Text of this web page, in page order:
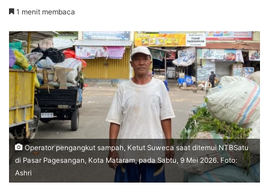
1 menit membaca
Operator pengangkut sampah, Ketut Suweca saat ditemui NTBSatu
di Pasar Pagesangan, Kota Mataram, pada Sabtu, 9 Mei 2026. Foto:
Ashri